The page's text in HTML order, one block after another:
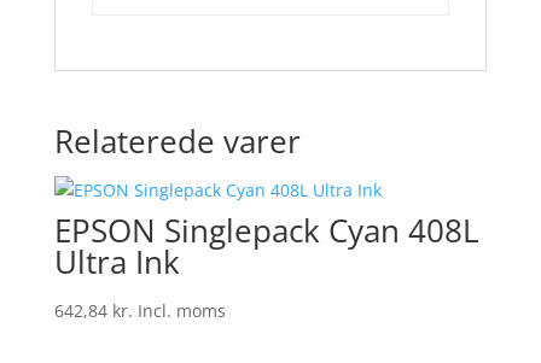
Relaterede varer
EPSON Singlepack Cyan 408L
Ultra Ink
642,84 kr. Incl. moms